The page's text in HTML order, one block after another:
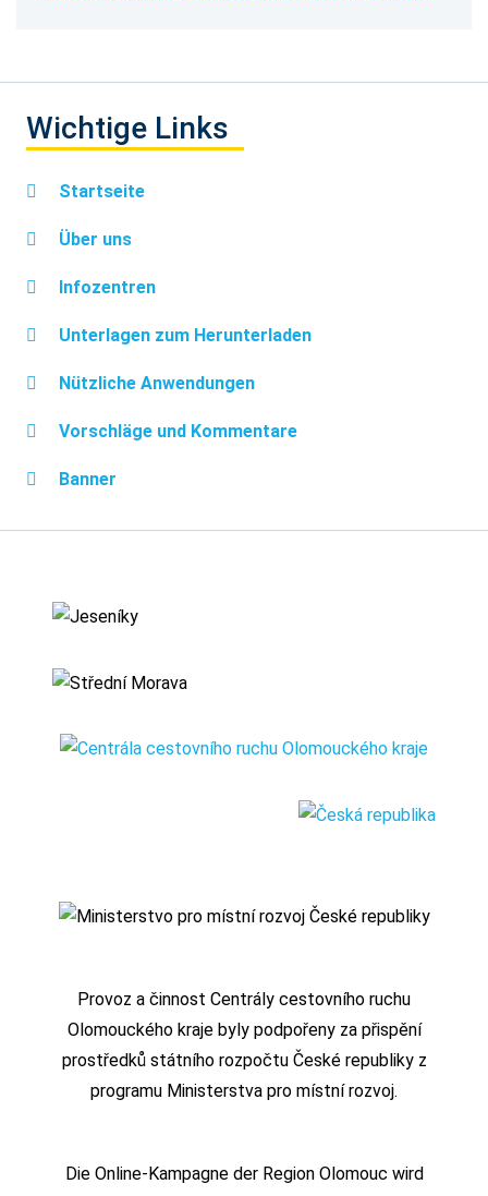
Wichtige Links
Startseite
Über uns
Infozentren
Unterlagen zum Herunterladen
Nützliche Anwendungen
Vorschläge und Kommentare
Banner
Provoz a činnost Centrály cestovního ruchu
Olomouckého kraje byly podpořeny za přispění
prostředků státního rozpočtu České republiky z
programu Ministerstva pro místní rozvoj.
Die Online-Kampagne der Region Olomouc wird